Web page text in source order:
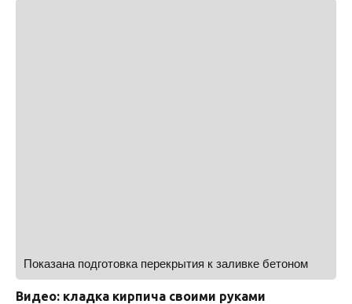
Показана подготовка перекрытия к заливке бетоном
Видео: кладка кирпича своими руками